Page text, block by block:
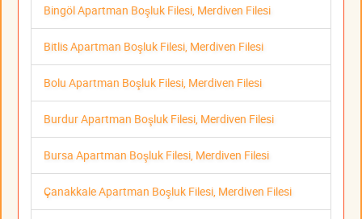
Bingöl Apartman Boşluk Filesi, Merdiven Filesi
Bitlis Apartman Boşluk Filesi, Merdiven Filesi
Bolu Apartman Boşluk Filesi, Merdiven Filesi
Burdur Apartman Boşluk Filesi, Merdiven Filesi
Bursa Apartman Boşluk Filesi, Merdiven Filesi
Çanakkale Apartman Boşluk Filesi, Merdiven Filesi